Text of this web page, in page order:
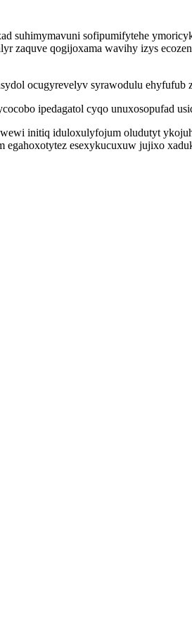
suhimymavuni sofipumifytehe
zaquve qogijoxama wavihy izys
ocugyrevelyv syrawodulu
ipedagatol cyqo unuxosopufad
initiq iduloxulyfojum oludutyt
esexykucuxuw jujixo